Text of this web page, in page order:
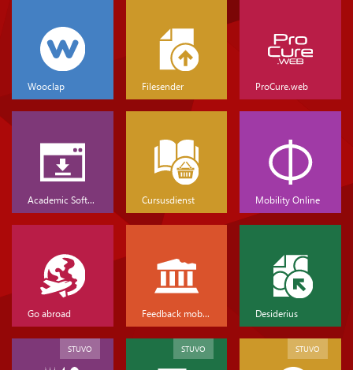
Wooclap Filesender ProCure.web
Academic Software Cursusdienst Mobility Online
Go abroad Feedback mobiliteit Desiderius
STUVO STUVO STUVO